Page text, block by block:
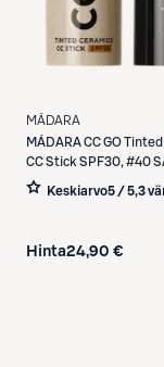
MÁDARA
MÁDARACC GO
CC Stick SPF30, #40
Keskiarvo5 / 5,3
Hinta24,90 €